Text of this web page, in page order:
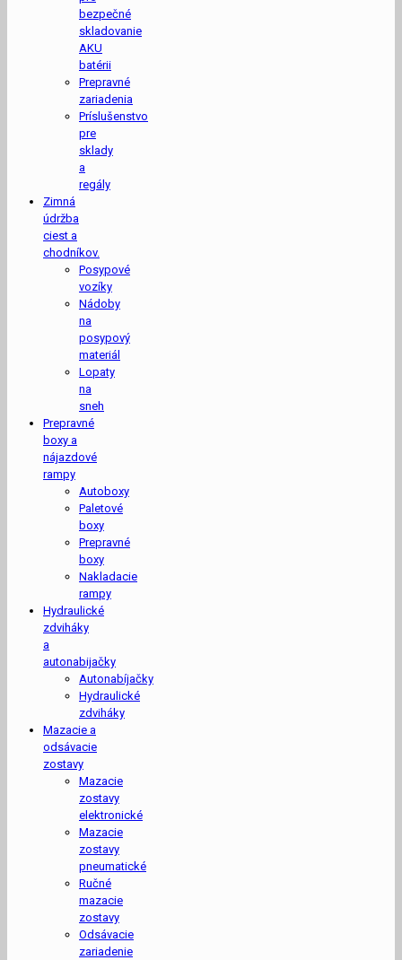
bezpečné
skladovanie
AKU
batérii
Prepravné
zariadenia
Príslušenstvo
pre
sklady
a
regály
Zimná
údržba
ciest a
chodníkov.
Posypové
vozíky
Nádoby
na
posypový
materiál
Lopaty
na
sneh
Prepravné
boxy a
nájazdové
rampy
Autoboxy
Paletové
boxy
Prepravné
boxy
Nakladacie
rampy
Hydraulické
zdviháky
a
autonabijačky
Autonabíjačky
Hydraulické
zdviháky
Mazacie a
odsávacie
zostavy
Mazacie
zostavy
elektronické
Mazacie
zostavy
pneumatické
Ručné
mazacie
zostavy
Odsávacie
zariadenie